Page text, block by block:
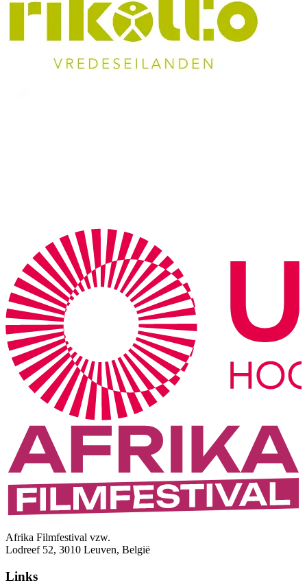
Afrika Filmfestival vzw.
Lodreef 52, 3010 Leuven, België
Links